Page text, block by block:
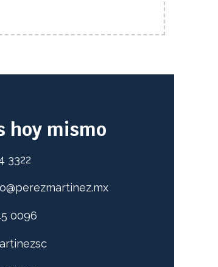
hoy mismo
3322
0096